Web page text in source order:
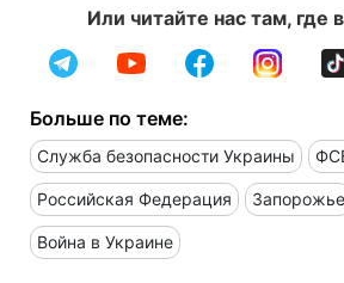
Или читайте нас там, где
Больше по теме:
Служба безопасности Украины
Российская Федерация Запорожье
Война в Украине